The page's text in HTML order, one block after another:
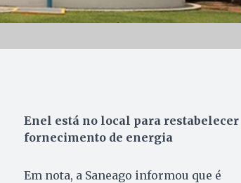
Enel está no local para restabelecer
fornecimento de energia
Em nota, a Saneago informou que é